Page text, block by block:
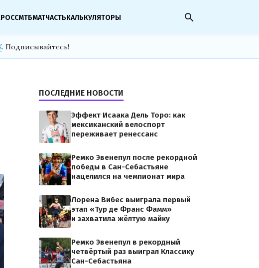
МТБМАТЧАСТЬКАЛЬКУЛЯТОРЫ search
. Подписывайтесь!
ПОСЛЕДНИЕ НОВОСТИ
Эффект Исаака Дель Торо: как
мексиканский велоспорт
переживает ренессанс
Ремко Эвенепул после рекордной
победы в Сан-Себастьяне
нацелился на чемпионат мира
Лорена Вибес выиграла первый
этап «Тур де Франс Фамм»
и захватила жёлтую майку
Ремко Эвенепул в рекордный
четвёртый раз выиграл Классику
Сан-Себастьяна